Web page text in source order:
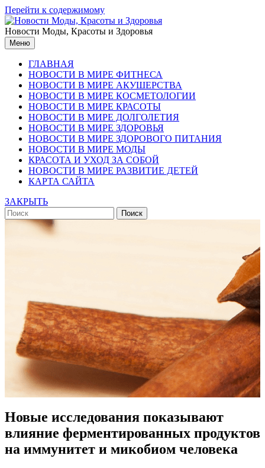
Перейти к содержимому
Новости Моды, Красоты и Здоровья
Меню
ГЛАВНАЯ
НОВОСТИ В МИРЕ ФИТНЕСА
НОВОСТИ В МИРЕ АКУШЕРСТВА
НОВОСТИ В МИРЕ КОСМЕТОЛОГИИ
НОВОСТИ В МИРЕ КРАСОТЫ
НОВОСТИ В МИРЕ ДОЛГОЛЕТИЯ
НОВОСТИ В МИРЕ ЗДОРОВЬЯ
НОВОСТИ В МИРЕ ЗДОРОВОГО ПИТАНИЯ
НОВОСТИ В МИРЕ МОДЫ
КРАСОТА И УХОД ЗА СОБОЙ
НОВОСТИ В МИРЕ РАЗВИТИЕ ДЕТЕЙ
КАРТА САЙТА
ЗАКРЫТЬ
Новые исследования показывают
влияние ферментированных продуктов
на иммунитет и микобиом человека